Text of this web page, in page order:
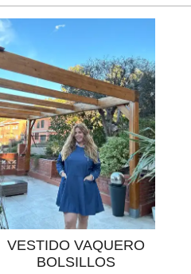
VESTIDO VAQUERO
BOLSILLOS